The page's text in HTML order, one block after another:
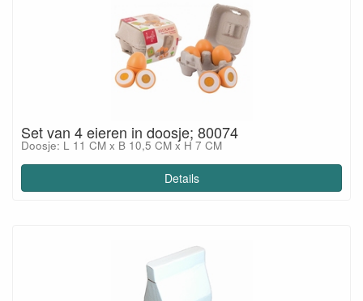
Set van 4 eieren in doosje; 80074
Doosje: L 11 CM x B 10,5 CM x H 7 CM
Details